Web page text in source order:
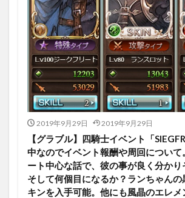
2019年9月29日 2019年9月29日
【グラブル】四騎士イベント「
中なのでイベント報酬や周回について
ート中心な話で、彼の事が良く分かり
そして何個目になるか？ランちゃんの
キンを入手可能。他にも風晶のエレ